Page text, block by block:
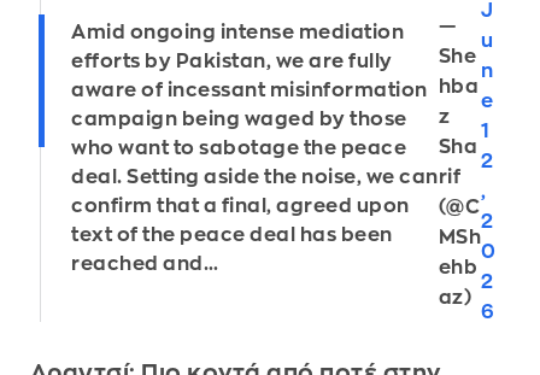
Amid ongoing intense mediation
efforts by Pakistan, we are fully
aware of incessant misinformation
campaign being waged by those
who want to sabotage the peace
deal. Setting aside the noise, we can
confirm that a final, agreed upon
text of the peace deal has been
reached and…
—
She
hba
z
Sha
rif
(@C
MSh
ehb
az)
J
u
n
e
1
2
,
2
0
2
6